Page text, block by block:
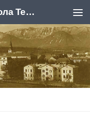
Удружење Госпићана "Никола Тесла", Београд